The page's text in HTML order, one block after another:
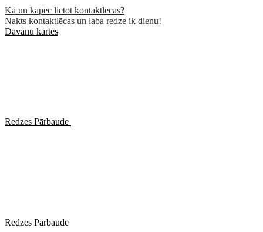
Kā un kāpēc lietot kontaktlēcas?
Nakts kontaktlēcas un laba redze ik dienu!
Dāvanu kartes
Redzes Pārbaude
Redzes Pārbaude